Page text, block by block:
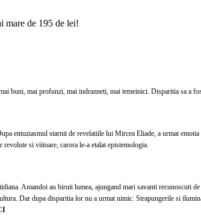
mare de 195 de lei!
buni, mai profunzi, mai indrazneti, mai temeinici. Disparitia sa a
entuziasmul starnit de revelatiile lui Mircea Eliade, a urmat
si viitoare, carora le-a etalat epistemologia.
Amandoi au biruit lumea, ajungand mari savanti recunoscuti
Dar dupa disparitia lor nu a urmat nimic. Strapungerile si